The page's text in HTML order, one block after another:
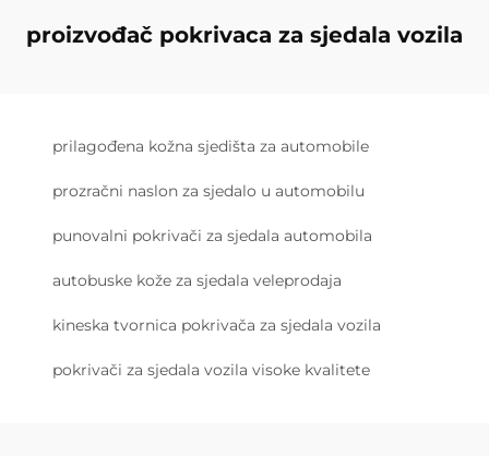
proizvođač pokrivaca za sjedala vozila
prilagođena kožna sjedišta za automobile
prozračni naslon za sjedalo u automobilu
punovalni pokrivači za sjedala automobila
autobuske kože za sjedala veleprodaja
kineska tvornica pokrivača za sjedala vozila
pokrivači za sjedala vozila visoke kvalitete